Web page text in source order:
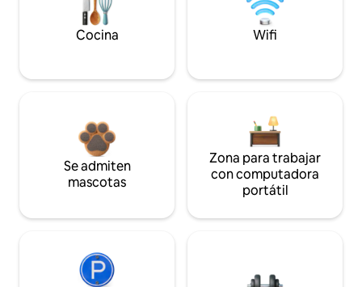
Cocina Wifi
Se admiten
mascotas
Zona para trabajar
con computadora
portátil